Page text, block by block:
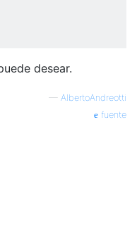
desear.
— AlbertoAndreotti
fuente